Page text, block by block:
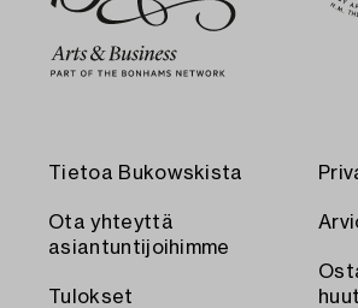
Tietoa Bukowskista
Ota yhteyttä
asiantuntijoihimme
Tulokset